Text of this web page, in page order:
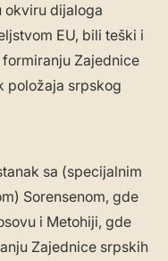
okviru dijaloga
EU, bili teški i
Zajednice
položaja srpskog
sa (specijalnim
Sorensenom, gde
i Metohiji, gde
Zajednice srpskih